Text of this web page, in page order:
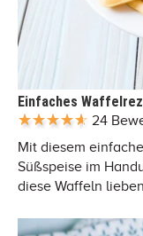
Einfaches
24
Mit diesem
Süßspeise im
diese Waffeln